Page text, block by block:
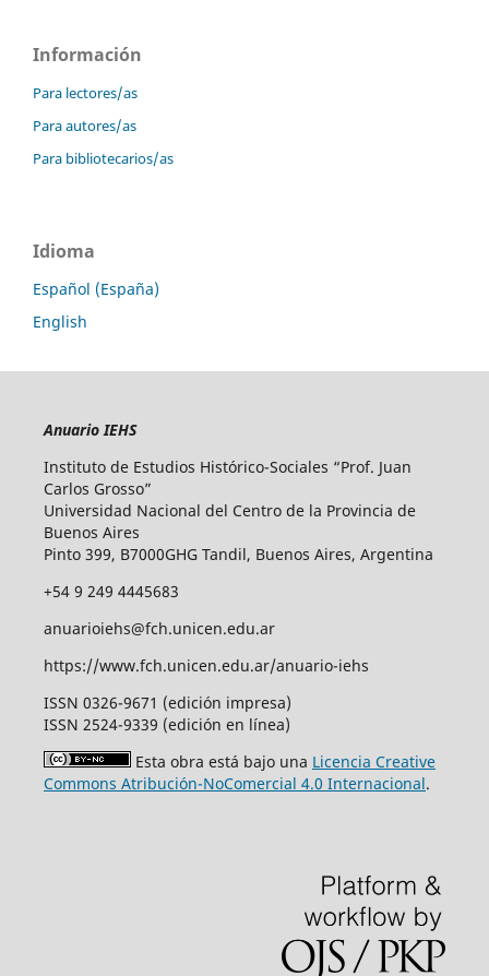
Información
Para lectores/as
Para autores/as
Para bibliotecarios/as
Idioma
Español (España)
English
Anuario IEHS
Instituto de Estudios Histórico-Sociales “Prof. Juan
Carlos Grosso”
Universidad Nacional del Centro de la Provincia de
Buenos Aires
Pinto 399, B7000GHG Tandil, Buenos Aires, Argentina
+54 9 249 4445683
anuarioiehs@fch.unicen.edu.ar
https://www.fch.unicen.edu.ar/anuario-iehs
ISSN 0326-9671 (edición impresa)
ISSN 2524-9339 (edición en línea)
Esta obra está bajo una Licencia Creative
Commons Atribución-NoComercial 4.0 Internacional.